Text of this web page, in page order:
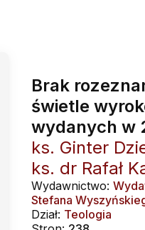
Brak
świetle
wydanych w
ks. Ginter
ks. dr Rafał
Wydawnictwo:
Stefana
Dział: Teologia